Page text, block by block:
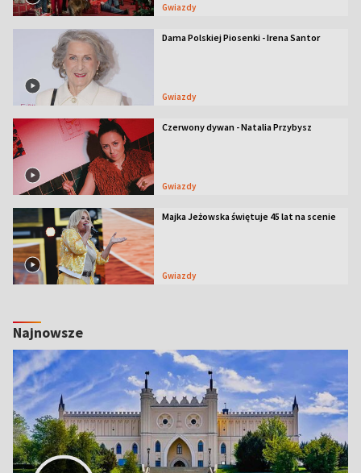
Gwiazdy
Dama Polskiej Piosenki - Irena Santor
Gwiazdy
Czerwony dywan - Natalia Przybysz
Gwiazdy
Majka Jeżowska świętuje 45 lat na scenie
Gwiazdy
Najnowsze